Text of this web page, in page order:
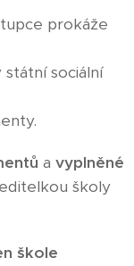
prokáže
sociální
a vyplněné
školy
škole